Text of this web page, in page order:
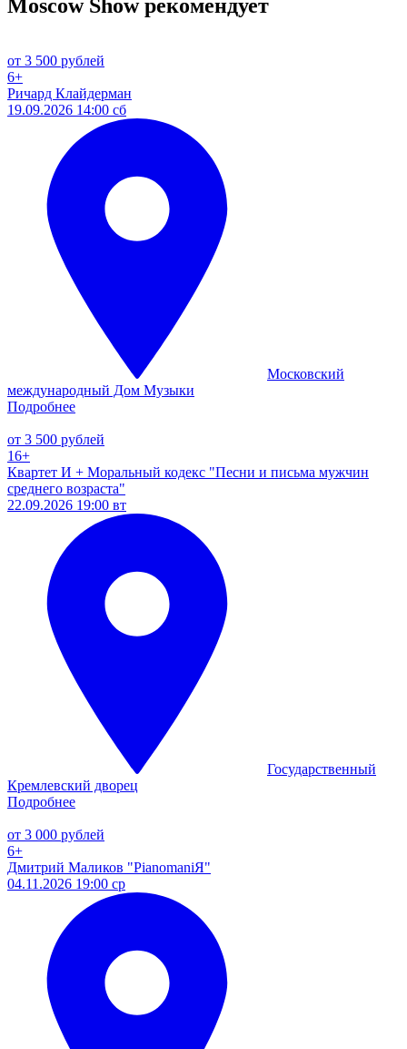
Moscow Show рекомендует
от 3 500 рублей
6+
Ричард Клайдерман
19.09.2026 14:00 сб
Московский
международный Дом Музыки
Подробнее
от 3 500 рублей
16+
Квартет И + Моральный кодекс "Песни и письма мужчин
среднего возраста"
22.09.2026 19:00 вт
Государственный
Кремлевский дворец
Подробнее
от 3 000 рублей
6+
Дмитрий Маликов "PianomaniЯ"
04.11.2026 19:00 ср